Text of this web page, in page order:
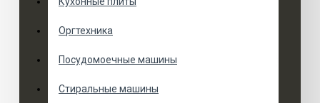
Оргтехника
Посудомоечные машины
Стиральные машины